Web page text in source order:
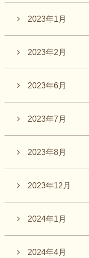
2023年1月
2023年2月
2023年6月
2023年7月
2023年8月
2023年12月
2024年1月
2024年4月